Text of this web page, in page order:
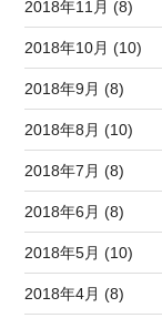
2018年11月 (8)
2018年10月 (10)
2018年9月 (8)
2018年8月 (10)
2018年7月 (8)
2018年6月 (8)
2018年5月 (10)
2018年4月 (8)